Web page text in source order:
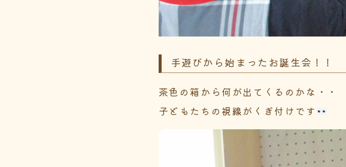
手遊びから始まったお誕生会！！
茶色の箱から何が出てくるのかな・・
子どもたちの視線がくぎ付けです